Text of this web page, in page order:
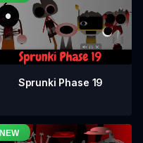
Sprunki Phase 19